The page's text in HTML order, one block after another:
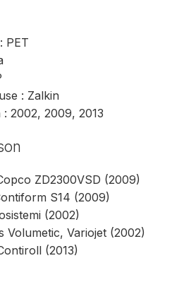
PET
: Zalkin
2002, 2009, 2013
ZD2300VSD (2009)
S14 (2009)
(2002)
Volumetic, Variojet (2002)
(2013)